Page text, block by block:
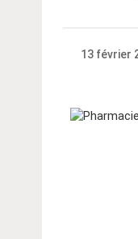
13 février